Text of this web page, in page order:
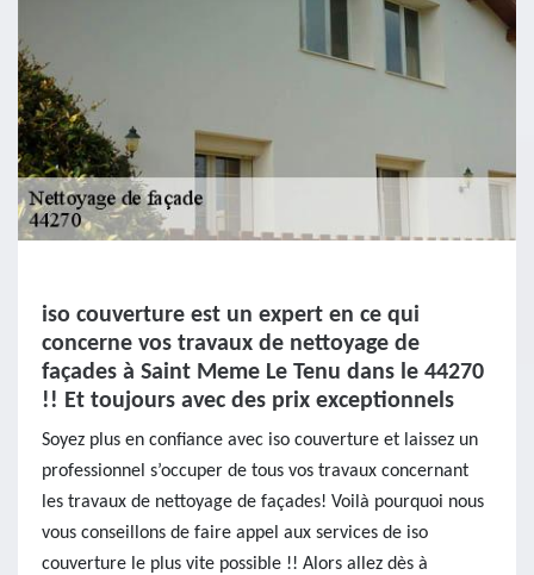
iso couverture est un expert en ce qui
concerne vos travaux de nettoyage de
façades à Saint Meme Le Tenu dans le 44270
!! Et toujours avec des prix exceptionnels
Soyez plus en confiance avec iso couverture et laissez un
professionnel s’occuper de tous vos travaux concernant
les travaux de nettoyage de façades! Voilà pourquoi nous
vous conseillons de faire appel aux services de iso
couverture le plus vite possible !! Alors allez dès à